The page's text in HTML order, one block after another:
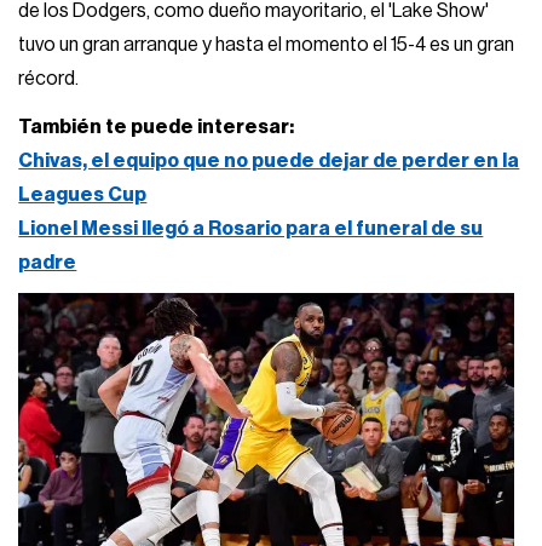
de los Dodgers, como dueño mayoritario, el 'Lake Show'
tuvo un gran arranque y hasta el momento el 15-4 es un gran
récord.
También te puede interesar:
Chivas, el equipo que no puede dejar de perder en la
Leagues Cup
Lionel Messi llegó a Rosario para el funeral de su
padre